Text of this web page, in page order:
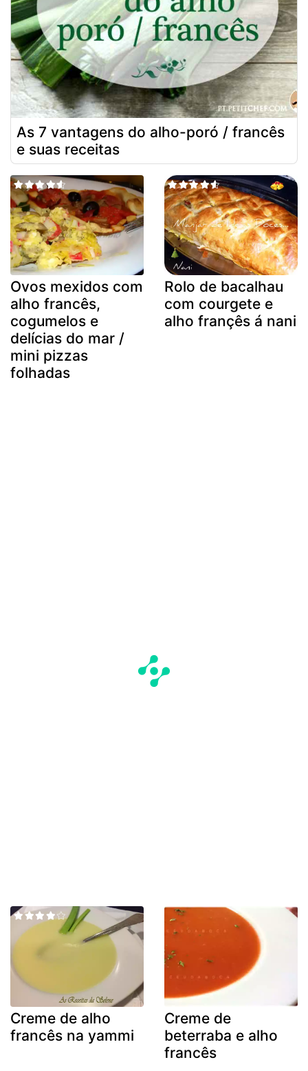
As 7 vantagens do alho-poró / francês
e suas receitas
Ovos mexidos com
alho francês,
cogumelos e
delícias do mar /
mini pizzas
folhadas
Rolo de bacalhau
com courgete e
alho françês á nani
Creme de alho
francês na yammi
Creme de
beterraba e alho
francês